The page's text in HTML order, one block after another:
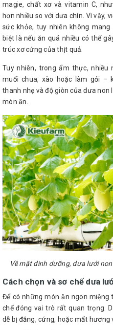
magie, chất xơ và vitamin C,
hơn nhiều so với dưa chín. Vì vậy,
sức khỏe, tuy nhiên không
biệt là nếu ăn quá nhiều có thể
trúc xơ cứng của thịt quả.
Tuy nhiên, trong ẩm thực,
muối chua, xào hoặc làm gỏi –
thanh nhẹ và độ giòn của dưa
món ăn.
Về mặt dinh dưỡng, dưa lưới
Cách chọn và sơ chế dưa
Để có những món ăn ngon
chế đóng vai trò rất quan trọng.
dễ bị đắng, cứng, hoặc mất hương